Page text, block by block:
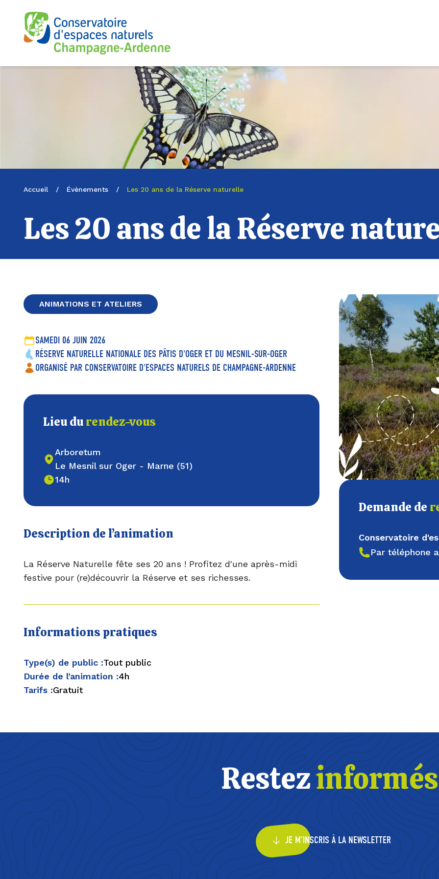
Logo du CENCA
Accueil / Évènements / Les 20 ans de la Réserve naturelle
Les 20 ans de la Réserve
ANIMATIONS ET ATELIERS
SAMEDI 06 JUIN 2026
RÉSERVE NATURELLE NATIONALE DES PÂTIS D'OGER ET DU MESNIL-SUR-OGER
ORGANISÉ PAR CONSERVATOIRE D'ESPACES NATURELS DE CHAMPAGNE-ARDENNE
Lieu durendez-vous
Arboretum
Le Mesnil sur Oger - Marne (51)
14h
Description de l’animation
La Réserve Naturelle fête ses 20 ans ! Profitez d'une après-midi
festive pour (re)découvrir la Réserve et ses richesses.
Informations pratiques
Type(s) de public :Tout public
Durée de l’animation :4h
Tarifs :Gratuit
Demande de
Conservatoire
Par téléphone
Restezinformés
JE M’INSCRIS À LA NEWSLETTER